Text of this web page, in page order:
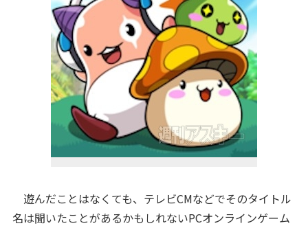
遊んだことはなくても、テレビCMなどでそのタイトル
名は聞いたことがあるかもしれないPCオンラインゲーム